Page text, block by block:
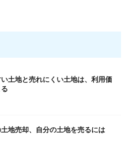
土地と売れにくい土地は、利用価
地売却、自分の土地を売るには